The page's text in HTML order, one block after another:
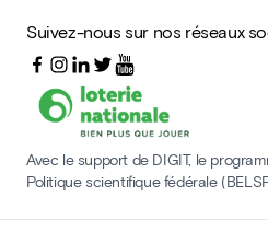
Suivez-nous sur nos réseaux
Avec le support de DIGIT, le
Politique scientifique fédérale